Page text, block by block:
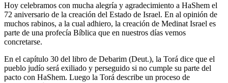
Hoy celebramos con mucha alegría y agradecimiento a HaShem el
72 aniversario de la creación del Estado de Israel. En al opinión de
muchos rabinos, a la cual adhiero, la creación de Medinat Israel es
parte de una profecía Bíblica que en nuestros días vemos
concretarse.
En el capítulo 30 del libro de Debarim (Deut.), la Torá dice que el
pueblo judío será exiliado y perseguido si no cumple su parte del
pacto con HaShem. Luego la Torá describe un proceso de